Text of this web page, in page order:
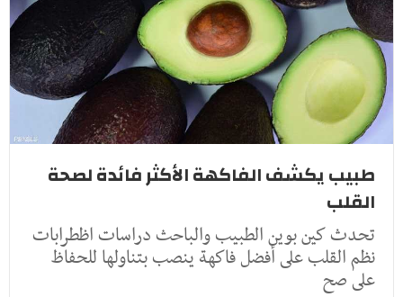
طبيب يكشف الفاكهة الأكثر فائدة لصحة
القلب
تحدث كين بوين الطبيب والباحث دراسات اظطرابات
نظم القلب على أفضل فاكهة ينصب بتناولها للحفاظ
على صح